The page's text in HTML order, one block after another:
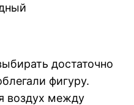
достаточно
фигуру.
воздух между